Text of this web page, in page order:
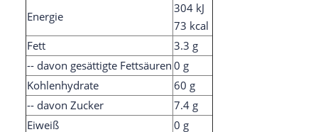
Energie
304 kJ
73 kcal
Fett
3.3 g
-- davon gesättigte Fettsäuren0 g
Kohlenhydrate
60 g
-- davon Zucker
7.4 g
Eiweiß
0 g